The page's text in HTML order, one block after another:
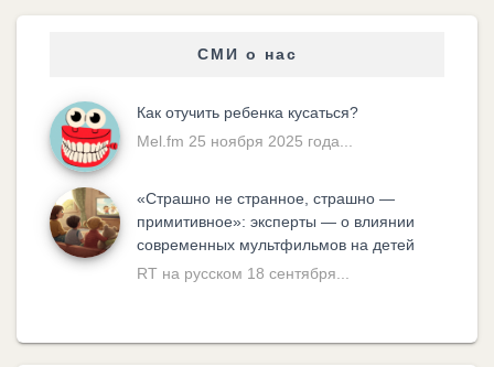
СМИ о нас
Как отучить ребенка кусаться?
Mel.fm 25 ноября 2025 года...
«Cтрашно не странное, страшно —
примитивное»: эксперты — о влиянии
современных мультфильмов на детей
RT на русском 18 сентября...